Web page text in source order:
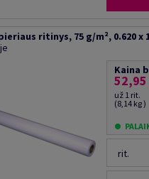
ritinys, 75 g/m², 0.620 x
Kaina
52,95
už 1 rit.
(8,14 kg )
rit.